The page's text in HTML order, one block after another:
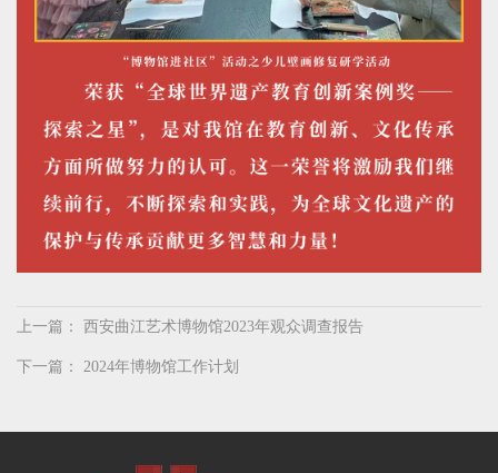
上一篇： 西安曲江艺术博物馆2023年观众调查报告
下一篇： 2024年博物馆工作计划